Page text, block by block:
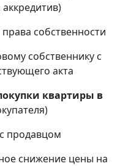
собственности
собственнику с
акта
квартиры в
продавцом
снижение цены на